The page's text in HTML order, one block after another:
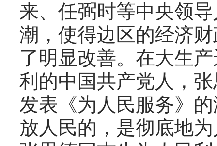
来、任弼时等中央领
潮，使得边区的经济
了明显改善。在大生
利的中国共产党人，
发表《为人民服务》
放人民的，是彻底地